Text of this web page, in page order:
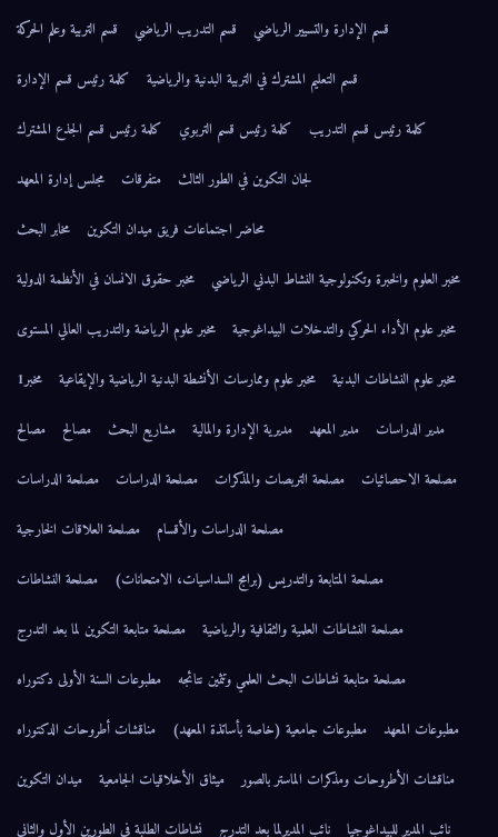
قسم الإدارة والتسيير الرياضي
قسم التدريب الرياضي
قسم التربية وعلم الحركة
قسم التعليم المشترك في التربية البدنية والرياضية
كلمة رئيس قسم الإدارة
كلمة رئيس قسم التدريب
كلمة رئيس قسم التربوي
كلمة رئيس قسم الجذع المشترك
لجان التكوين في الطور الثالث
متفرقات
مجلس إدارة المعهد
محاضر اجتماعات فريق ميدان التكوين
مخابر البحث
مخبر العلوم والخبرة وتكنولوجية النشاط البدني الرياضي
مخبر حقوق الانسان في الأنظمة الدولية
مخبر علوم الأداء الحركي والتدخلات البيداغوجية
مخبر علوم الرياضة والتدريب العالي المستوى
مخبر علوم النشاطات البدنية
مخبر علوم وممارسات الأنشطة البدنية الرياضية والإيقاعية
مخبر1
مدير الدراسات
مدير المعهد مديرية الإدارة والمالية مشاريع البحث مصالح
مصالح
مصلحة الاحصائيات
مصلحة التربصات والمذكرات مصلحة الدراسات
مصلحة الدراسات
مصلحة الدراسات والأقسام
مصلحة العلاقات الخارجية
مصلحة المتابعة والتدريس (برامج السداسيات، الامتحانات)
مصلحة النشاطات
مصلحة النشاطات العلمية والثقافية والرياضية
مصلحة متابعة التكوين لما بعد التدرج
مصلحة متابعة نشاطات البحث العلمي وتثمين نتائجه
مطبوعات السنة الأولى دكتوراه
مطبوعات المعهد
مطبوعات جامعية (خاصة بأساتذة المعهد)
مناقشات أطروحات الدكتوراه
مناقشات الأطروحات ومذكرات الماستر بالصور
ميثاق الأخلاقيات الجامعية
ميدان التكوين
نائب المدير للبيداغوجيا
نائب المديرلما بعد التدرج نشاطات الطلبة في الطورين الأول والثاني